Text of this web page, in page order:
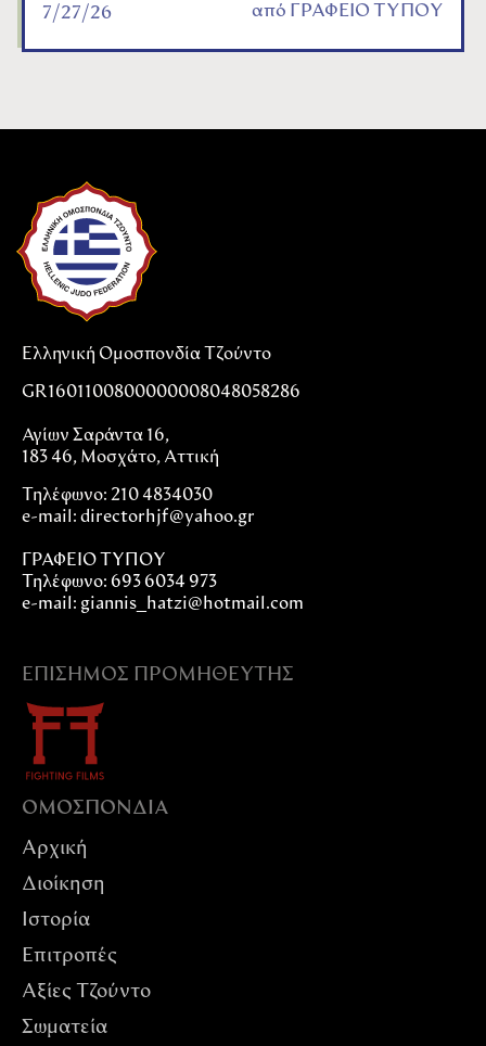
7/27/26 από ΓΡΑΦΕΙΟ ΤΥΠΟΥ
Ελληνική Ομοσπονδία Τζούντο
GR1601100800000008048058286
Αγίων Σαράντα 16,
183 46, Μοσχάτο, Αττική
Τηλέφωνο: 210 4834030
e-mail: directorhjf@yahoo.gr
ΓΡΑΦΕΙΟ ΤΥΠΟΥ
Τηλέφωνο: 693 6034 973
e-mail: giannis_hatzi@hotmail.com
ΕΠΊΣΗΜΟΣ ΠΡΟΜΗΘΕΥΤΉΣ
ΟΜΟΣΠΟΝΔIΑ
Αρχική
Διοίκηση
Ιστορία
Επιτροπές
Αξίες Tζούντο
Σωματεία